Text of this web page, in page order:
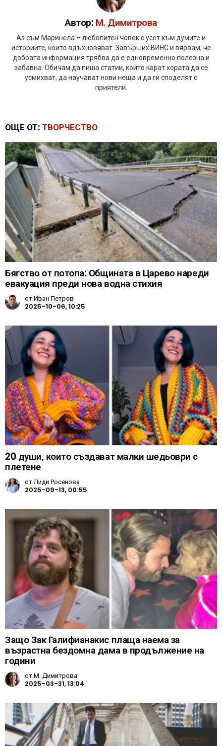
Автор: М. Димитрова
Аз съм Маринела – любопитен човек с усет към думите и
историите, които вдъхновяват. Завърших ВИНС и вярвам, че
добрата информация трябва да е едновременно полезна и
забавна. Обичам да пиша статии, които карат хората да се
усмихват, да научават нови неща и да ги споделят с
приятели.
ОЩЕ ОТ: ТВОРЧЕСТВО
Бягство от потопа: Общината в Царево нареди
евакуация преди нова водна стихия
отИван Петров
2025-10-06, 10:25
20 души, които създават малки шедьоври с
плетене
отЛиди Росенова
2025-09-13, 00:55
Защо Зак Галифианакис плаща наема за
възрастна бездомна дама в продължение на
години
отМ. Димитрова
2025-03-31, 13:04